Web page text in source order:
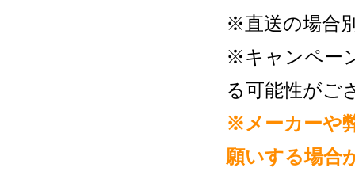
※直送の場合
※キャンペー
る可能性がご
※メーカーや
願いする場合